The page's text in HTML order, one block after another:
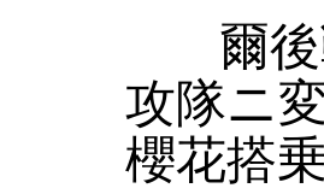
爾
攻隊ニ
櫻花搭